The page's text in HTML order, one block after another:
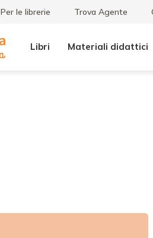
Per le librerie Trova Agente
Libri Materiali didattici